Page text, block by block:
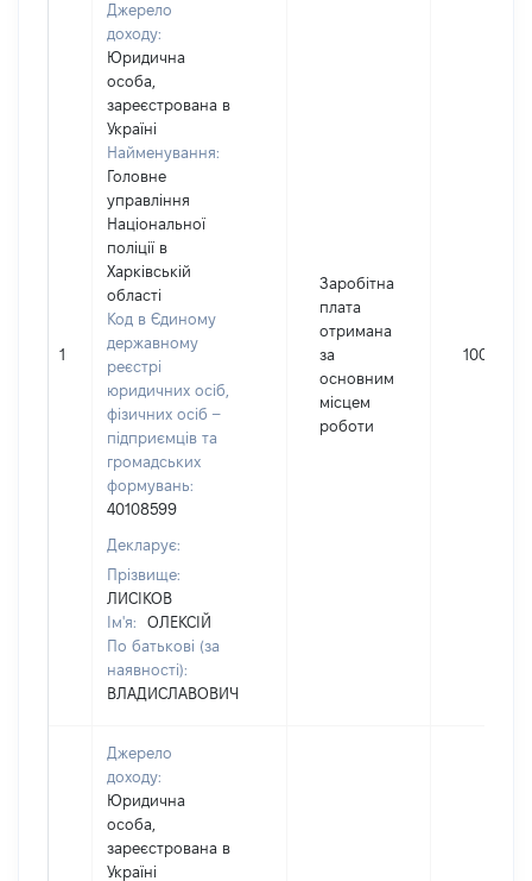
1
Джерело
доходу:
Юридична
особа,
зареєстрована в
Україні
Найменування:
Головне
управління
Національної
поліції в
Харківській
області
Код в Єдиному
державному
реєстрі
юридичних осіб,
фізичних осіб –
підприємців та
громадських
формувань:
40108599
Декларує:
Прізвище:
ЛИСІКОВ
Ім'я:
ОЛЕКСІЙ
По батькові (за
наявності):
ВЛАДИСЛАВОВИЧ
Заробітна
плата
отримана
за
основним
місцем
роботи
100436
Джерело
доходу:
Юридична
особа,
зареєстрована в
Україні